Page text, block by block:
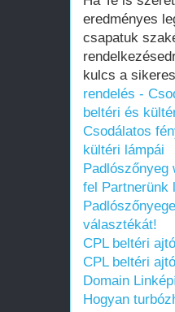
eredményes
csapatuk
kulcs a
rendelés -
beltéri és
Csodálatos
kültéri lámpái
Padlószőnyeg
fel Partnerünk
választékát!
CPL beltéri
CPL beltéri
Domain
Hogyan